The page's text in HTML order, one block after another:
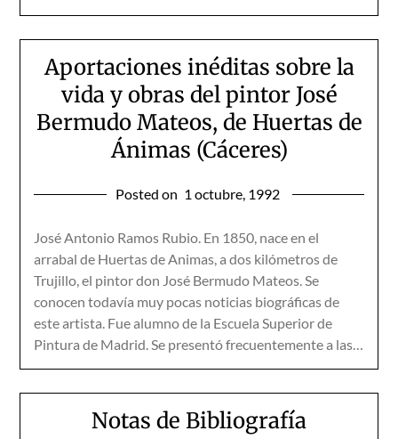
Aportaciones inéditas sobre la
vida y obras del pintor José
Bermudo Mateos, de Huertas de
Ánimas (Cáceres)
Posted on 1 octubre, 1992
José Antonio Ramos Rubio. En 1850, nace en el
arrabal de Huertas de Animas, a dos kilómetros de
Trujillo, el pintor don José Bermudo Mateos. Se
conocen todavía muy pocas noticias biográficas de
este artista. Fue alumno de la Escuela Superior de
Pintura de Madrid. Se presentó frecuentemente a las…
Notas de Bibliografía